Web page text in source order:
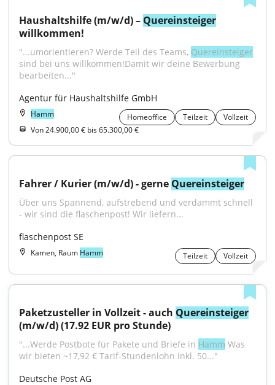
Haushaltshilfe (m/w/d) – Quereinsteiger
willkommen!
"...umorientieren? Werde Teil des Teams, Quereinsteiger
sind bei uns willkommen!Damit wir deine Bewerbung
bearbeiten..."
Agentur für Haushaltshilfe GmbH
Hamm Homeoffice Teilzeit
Vollzeit
Von 24.900,00 € bis 65.300,00 €
Fahrer / Kurier (m/w/d) - gerne Quereinsteiger
Über uns Spannend, aufstrebend und verdammt schnell
- wir sind die flaschenpost! Wir liefern...
flaschenpost SE
Kamen, Raum Hamm Teilzeit Vollzeit
Paketzusteller in Vollzeit - auch Quereinsteiger
(m/w/d) (17.92 EUR pro Stunde)
"...Werde Postbote für Pakete und Briefe in Hamm Was
wir bieten ~17,92 € Tarif-Stundenlohn inkl. 50..."
Deutsche Post AG